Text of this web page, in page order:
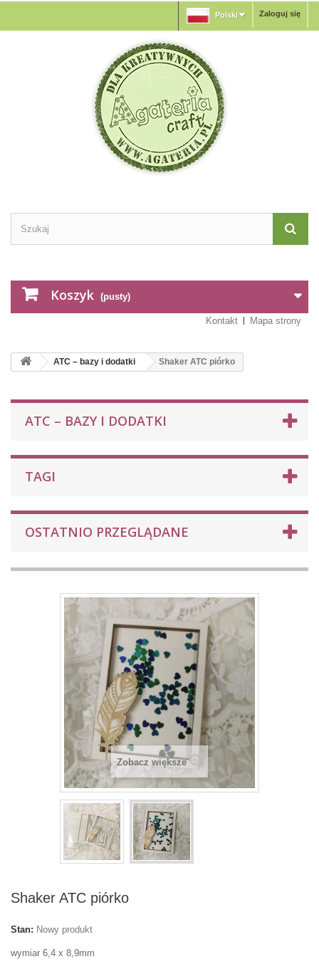
Zaloguj się
Polski
Koszyk (pusty)
Kontakt Mapa strony
ATC – bazy i dodatki Shaker ATC piórko
ATC – BAZY I DODATKI
TAGI
OSTATNIO PRZEGLĄDANE
Zobacz większe
Shaker ATC piórko
Stan: Nowy produkt
wymiar 6,4 x 8,9mm